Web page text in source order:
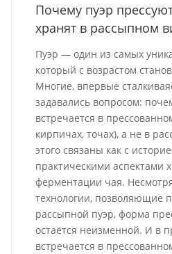
Почему пуэр
хранят в рассыпном
Пуэр — один из самых
который с возрастом
Многие, впервые
задавались вопросом:
встречается в
кирпичах, точах), а не в
этого связаны как с
практическими аспектами
ферментации чая.
технологии, позволяющие
рассыпной пуэр, форма
остаётся неизменной. И в
встречается в